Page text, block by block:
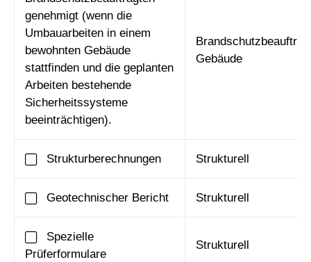
genehmigt (wenn die
Umbauarbeiten in einem
bewohnten Gebäude
stattfinden und die geplanten
Arbeiten bestehende
Sicherheitssysteme
beeinträchtigen).
Gebäude
Strukturberechnungen Strukturell
Geotechnischer Bericht Strukturell
Spezielle
Prüferformulare
Strukturell